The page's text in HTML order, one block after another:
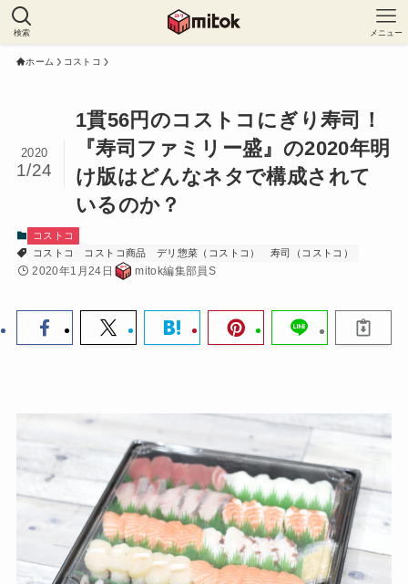
検索 メニュー
ホーム コストコ
1貫56円のコストコにぎり寿司！
『寿司ファミリー盛』の2020年明
け版はどんなネタで構成されて
いるのか？
2020
1/24
コストコ
コストコ
コストコ商品 デリ惣菜（コストコ） 寿司（コストコ）
2020年1月24日 mitok編集部員S